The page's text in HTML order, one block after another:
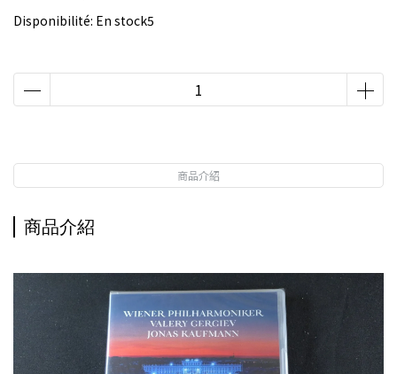
Disponibilité: En stock5
商品介紹
商品介紹